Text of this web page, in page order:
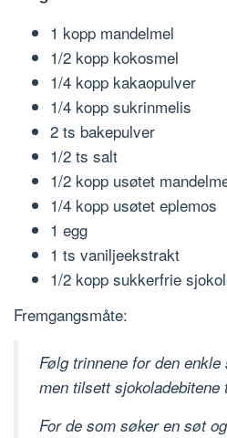
1 kopp mandelmel
1/2 kopp kokosmel
1/4 kopp kakaopulver
1/4 kopp sukrinmelis
2 ts bakepulver
1/2 ts salt
1/2 kopp usøtet
1/4 kopp usøtet eplemos
1 egg
1 ts vaniljeekstrakt
1/2 kopp sukkerfrie
Fremgangsmåte:
Følg trinnene for den
men tilsett sjokoladebitene
For de som søker en søt